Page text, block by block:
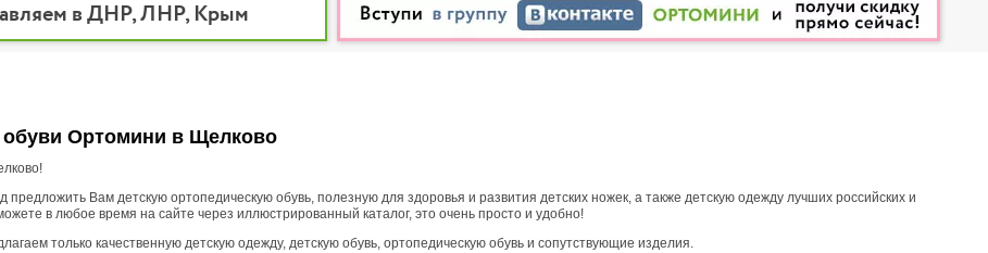
в ДНР, ЛНР, Крым
обуви Ортомини в Щелково
предложить Вам детскую ортопедическую обувь, полезную для здоровья и развития детских ножек, а также детскую одежду лучших российских и
в любое время на сайте через иллюстрированный каталог, это очень просто и удобно!
только качественную детскую одежду, детскую обувь, ортопедическую обувь и сопутствующие изделия.